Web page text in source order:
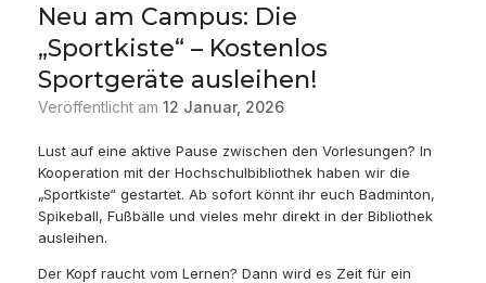
Neu am Campus: Die
„Sportkiste“ – Kostenlos
Sportgeräte ausleihen!
Veröffentlicht am 12 Januar, 2026
Lust auf eine aktive Pause zwischen den Vorlesungen? In
Kooperation mit der Hochschulbibliothek haben wir die
„Sportkiste“ gestartet. Ab sofort könnt ihr euch Badminton,
Spikeball, Fußbälle und vieles mehr direkt in der Bibliothek
ausleihen.
Der Kopf raucht vom Lernen? Dann wird es Zeit für ein